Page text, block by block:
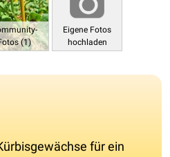
(1)
Eigene Fotos
hochladen
für ein